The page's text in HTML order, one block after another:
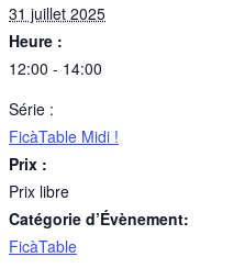
31 juillet 2025
Heure :
12:00 - 14:00
Série :
FicàTable Midi !
Prix :
Prix libre
Catégorie d’Évènement:
FicàTable